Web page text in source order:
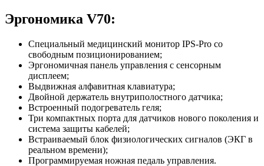
Эргономика V70:
Специальный медицинский монитор IPS-Pro со
свободным позиционированием;
Эргономичная панель управления с сенсорным
дисплеем;
Выдвижная алфавитная клавиатура;
Двойной держатель внутриполостного датчика;
Встроенный подогреватель геля;
Три компактных порта для датчиков нового поколения и
система защиты кабелей;
Встраиваемый блок физиологических сигналов (ЭКГ в
реальном времени);
Программируемая ножная педаль управления.